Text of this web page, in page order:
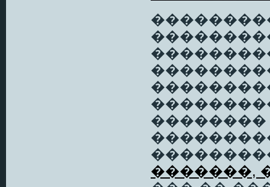
�������,